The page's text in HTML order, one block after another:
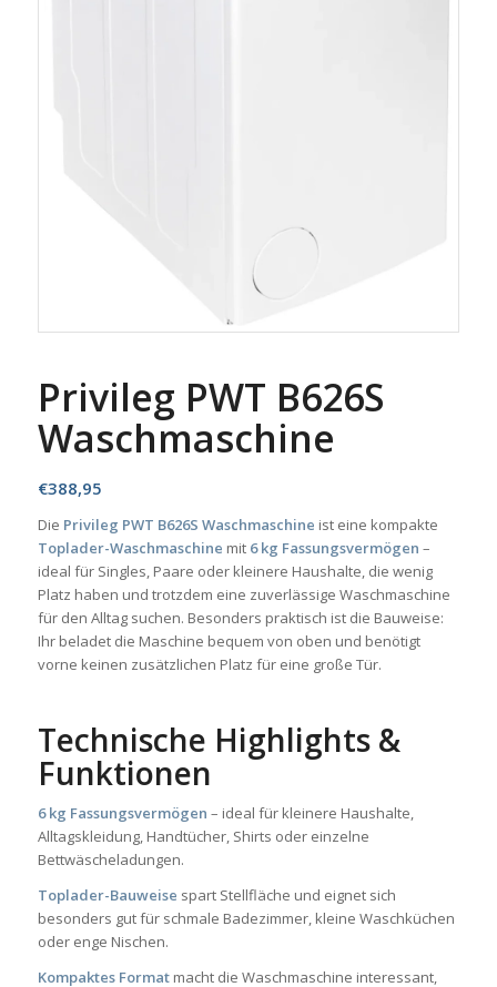
Privileg PWT B626S
Waschmaschine
€388,95
Die Privileg PWT B626S Waschmaschine ist eine kompakte
Toplader-Waschmaschine mit 6 kg Fassungsvermögen –
ideal für Singles, Paare oder kleinere Haushalte, die wenig
Platz haben und trotzdem eine zuverlässige Waschmaschine
für den Alltag suchen. Besonders praktisch ist die Bauweise:
Ihr beladet die Maschine bequem von oben und benötigt
vorne keinen zusätzlichen Platz für eine große Tür.
Technische Highlights &
Funktionen
6 kg Fassungsvermögen – ideal für kleinere Haushalte,
Alltagskleidung, Handtücher, Shirts oder einzelne
Bettwäscheladungen.
Toplader-Bauweise spart Stellfläche und eignet sich
besonders gut für schmale Badezimmer, kleine Waschküchen
oder enge Nischen.
Kompaktes Formatmacht die Waschmaschine interessant,